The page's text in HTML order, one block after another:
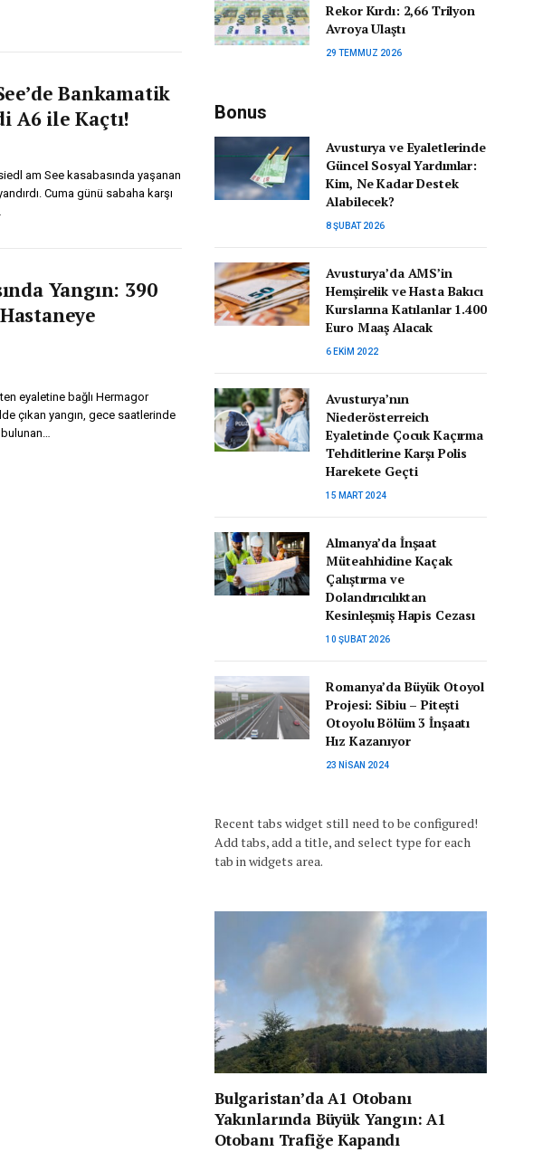
Bankamatik
A6 ile Kaçtı!
am See kasabasında yaşanan
Cuma günü sabaha karşı
Yangın: 390
eyaletine bağlı Hermagor
çıkan yangın, gece saatlerinde
bulunan…
Rekor Kırdı: 2,66 Trilyon
Avroya Ulaştı
29 TEMMUZ 2026
Bonus
Avusturya ve Eyaletlerinde
Güncel Sosyal Yardımlar:
Kim, Ne Kadar Destek
Alabilecek?
8 ŞUBAT 2026
Avusturya’da AMS’in
Hemşirelik ve Hasta Bakıcı
Kurslarına Katılanlar 1.400
Euro Maaş Alacak
6 EKIM 2022
Avusturya’nın
Niederösterreich
Eyaletinde Çocuk Kaçırma
Tehditlerine Karşı Polis
Harekete Geçti
15 MART 2024
Almanya’da İnşaat
Müteahhidine Kaçak
Çalıştırma ve
Dolandırıcılıktan
Kesinleşmiş Hapis Cezası
10 ŞUBAT 2026
Romanya’da Büyük Otoyol
Projesi: Sibiu – Pitești
Otoyolu Bölüm 3 İnşaatı
Hız Kazanıyor
23 NISAN 2024
Recent tabs widget still need to be configured!
Add tabs, add a title, and select type for each
tab in widgets area.
Bulgaristan’da A1 Otobanı
Yakınlarında Büyük Yangın: A1
Otobanı Trafiğe Kapandı